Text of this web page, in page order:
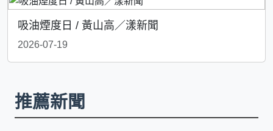
吸油煙度日 / 黃山高／漾新聞
2026-07-19
推薦新聞